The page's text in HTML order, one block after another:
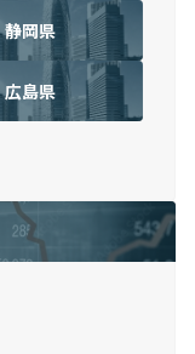
静岡県
広島県